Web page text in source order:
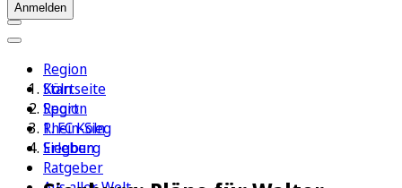
Anmelden
Region
Köln
Sport
1. FC Köln
Erleben
Ratgeber
Startseite
Region
Rhein-Sieg
Siegburg